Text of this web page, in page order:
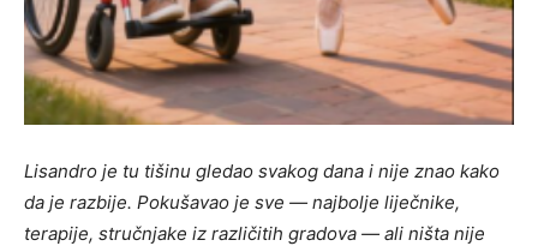
Lisandro je tu tišinu gledao svakog dana i nije znao kako
da je razbije. Pokušavao je sve — najbolje liječnike,
terapije, stručnjake iz različitih gradova — ali ništa nije